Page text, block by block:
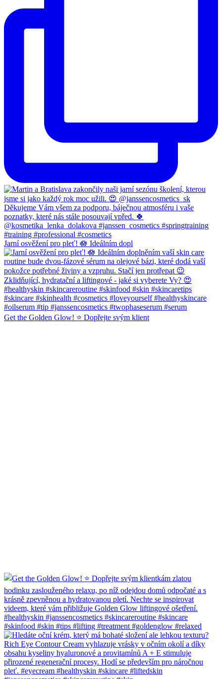
Jarní osvěžení pro pleť! 🪷 Ideálním dopl
Get the Golden Glow! ⭐️ Dopřejte svým klient